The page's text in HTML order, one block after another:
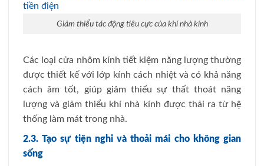
Giảm thiểu tác động tiêu cực của khí nhà kính
Các loại cửa nhôm kính tiết kiệm năng lượng thường
được thiết kế với lớp kính cách nhiệt và có khả năng
cách âm tốt, giúp giảm thiểu sự thất thoát năng
lượng và giảm thiểu khí nhà kính được thải ra từ hệ
thống làm mát trong nhà.
2.3. Tạo sự tiện nghi và thoải mái cho không gian
sống